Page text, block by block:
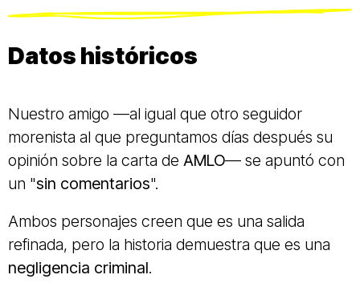
Datos históricos
Nuestro amigo —al igual que otro seguidor
morenista al que preguntamos días después su
opinión sobre la carta de AMLO— se apuntó con
un "sin comentarios".
Ambos personajes creen que es una salida
refinada, pero la historia demuestra que es una
negligencia criminal.